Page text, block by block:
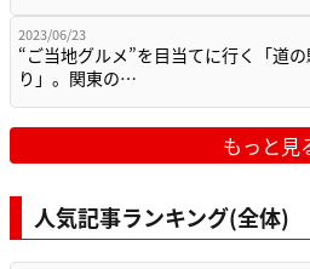
2023/06/23
“ご当地グルメ”を目当てに行く「道
り」。関東の…
もっと見
人気記事ランキング(全体)